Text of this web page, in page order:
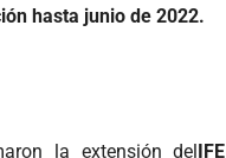
hasta junio de 2022.
la extensión del